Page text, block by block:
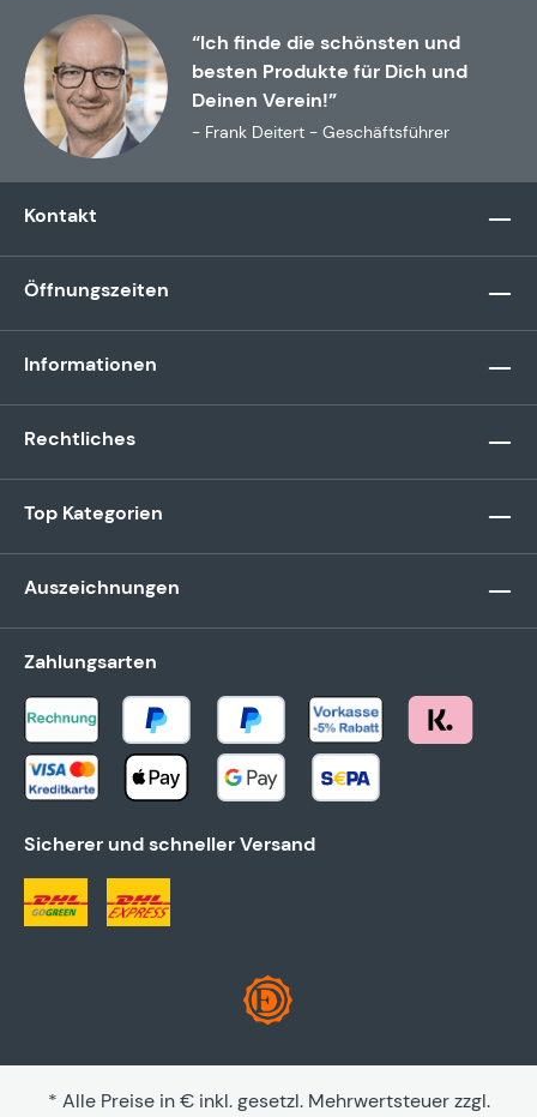
“Ich finde die schönsten und
besten Produkte für Dich und
Deinen Verein!”
- Frank Deitert - Geschäftsführer
Kontakt
Öffnungszeiten
Informationen
Rechtliches
Top Kategorien
Auszeichnungen
Zahlungsarten
Sicherer und schneller Versand
* Alle Preise in € inkl. gesetzl. Mehrwertsteuer zzgl.